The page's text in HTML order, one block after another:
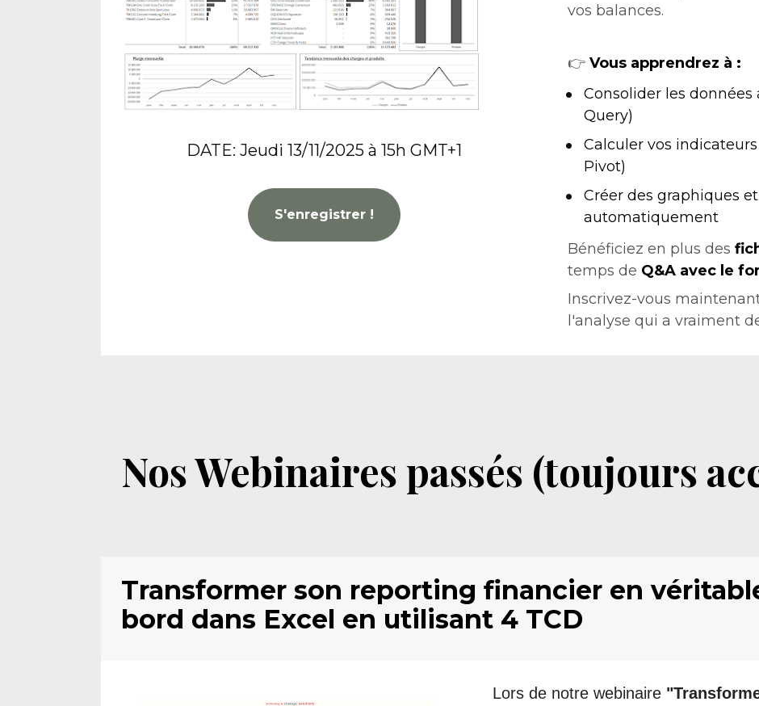
DATE: Jeudi 13/11/2025 à 15h GMT+1
S'enregistrer !
vos balances.
👉 Vous apprendrez à :
Consolider les
Query)
Calculer vos
Pivot)
Créer des graphiques
automatiquement
Bénéficiez en plus des
temps de Q&A avec le
Inscrivez-vous
l'analyse qui a vraiment
Nos Webinaires passés (toujours
Transformer son reporting financier en
bord dans Excel en utilisant 4 TCD
Lors de notre webinaire